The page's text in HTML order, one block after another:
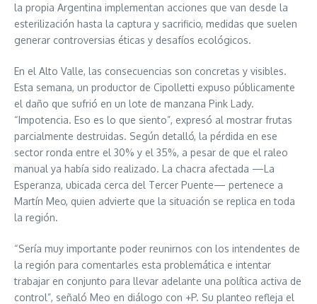
la propia Argentina implementan acciones que van desde la
esterilización hasta la captura y sacrificio, medidas que suelen
generar controversias éticas y desafíos ecológicos.
En el Alto Valle, las consecuencias son concretas y visibles.
Esta semana, un productor de Cipolletti expuso públicamente
el daño que sufrió en un lote de manzana Pink Lady.
“Impotencia. Eso es lo que siento”, expresó al mostrar frutas
parcialmente destruidas. Según detalló, la pérdida en ese
sector ronda entre el 30% y el 35%, a pesar de que el raleo
manual ya había sido realizado. La chacra afectada —La
Esperanza, ubicada cerca del Tercer Puente— pertenece a
Martín Meo, quien advierte que la situación se replica en toda
la región.
“Sería muy importante poder reunirnos con los intendentes de
la región para comentarles esta problemática e intentar
trabajar en conjunto para llevar adelante una política activa de
control”, señaló Meo en diálogo con +P. Su planteo refleja el